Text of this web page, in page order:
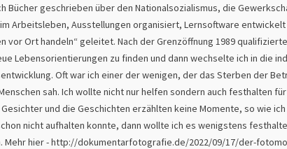
Bücher geschrieben über den Nationalsozialismus, die
Arbeitsleben, Ausstellungen organisiert, Lernsoftware entwickelt
vor Ort handeln“ geleitet. Nach der Grenzöffnung 1989
Lebensorientierungen zu finden und dann wechselte ich in die
Oft war ich einer der wenigen, der das Sterben der
sah. Ich wollte nicht nur helfen sondern auch festhalten
und die Geschichten erzählten keine Momente, so wie
nicht aufhalten konnte, dann wollte ich es wenigstens
Mehr hier - http://dokumentarfotografie.de/2022/09/17/der-